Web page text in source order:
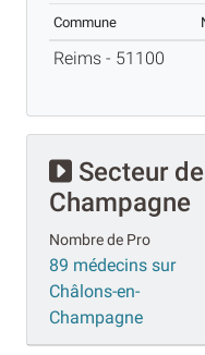
Commune
Reims - 51100
Secteur
Champagne
Nombre de Pro
89 médecins sur
Châlons-en-
Champagne